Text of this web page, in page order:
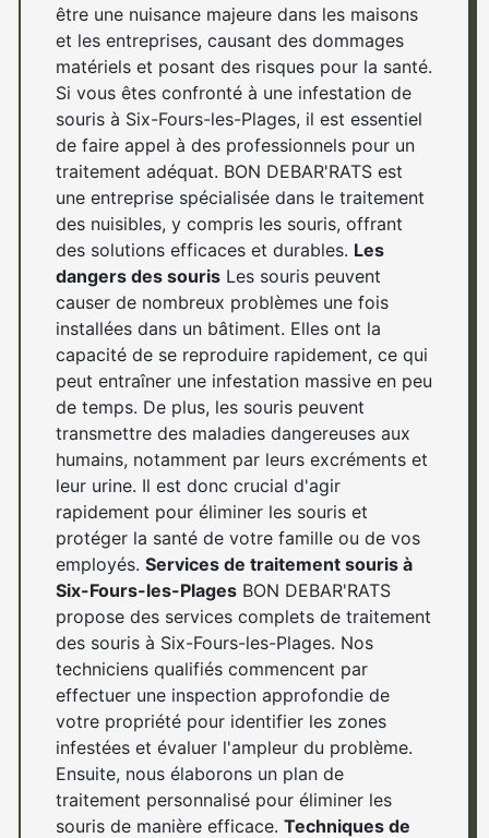
être une nuisance majeure dans les maisons
et les entreprises, causant des dommages
matériels et posant des risques pour la santé.
Si vous êtes confronté à une infestation de
souris à Six-Fours-les-Plages, il est essentiel
de faire appel à des professionnels pour un
traitement adéquat. BON DEBAR'RATS est
une entreprise spécialisée dans le traitement
des nuisibles, y compris les souris, offrant
des solutions efficaces et durables. Les
dangers des souris Les souris peuvent
causer de nombreux problèmes une fois
installées dans un bâtiment. Elles ont la
capacité de se reproduire rapidement, ce qui
peut entraîner une infestation massive en peu
de temps. De plus, les souris peuvent
transmettre des maladies dangereuses aux
humains, notamment par leurs excréments et
leur urine. Il est donc crucial d'agir
rapidement pour éliminer les souris et
protéger la santé de votre famille ou de vos
employés.Services de traitement souris à
Six-Fours-les-Plages BON DEBAR'RATS
propose des services complets de traitement
des souris à Six-Fours-les-Plages. Nos
techniciens qualifiés commencent par
effectuer une inspection approfondie de
votre propriété pour identifier les zones
infestées et évaluer l'ampleur du problème.
Ensuite, nous élaborons un plan de
traitement personnalisé pour éliminer les
souris de manière efficace.Techniques de